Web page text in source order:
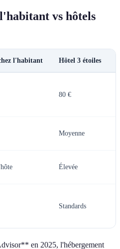
vs hôtels
l'habitant Hôtel 3 étoiles
80 €
Moyenne
Élevée
Standards
en 2025, l'hébergement